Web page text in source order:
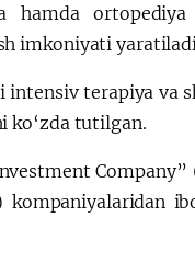
hamda
imkoniyati
intensiv terapiya va
ko‘zda tutilgan.
Company”
kompaniyalaridan